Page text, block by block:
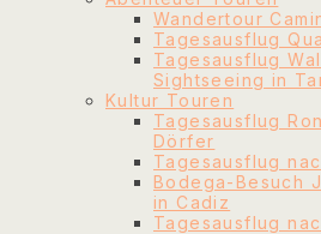
Wandertour
Tagesausflug
Tagesausflug
Sightseeing in
Kultur Touren
Tagesausflug
Dörfer
Tagesausflug
Bodega-Besuch
in Cadiz
Tagesausflug